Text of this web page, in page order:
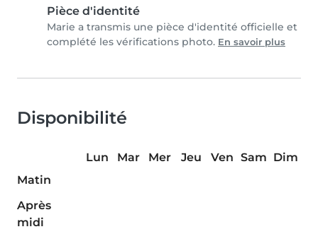
Pièce d'identité
Marie a transmis une pièce d'identité officielle et
complété les vérifications photo. En savoir plus
Disponibilité
Lun Mar Mer Jeu Ven Sam Dim
Matin
Après
midi